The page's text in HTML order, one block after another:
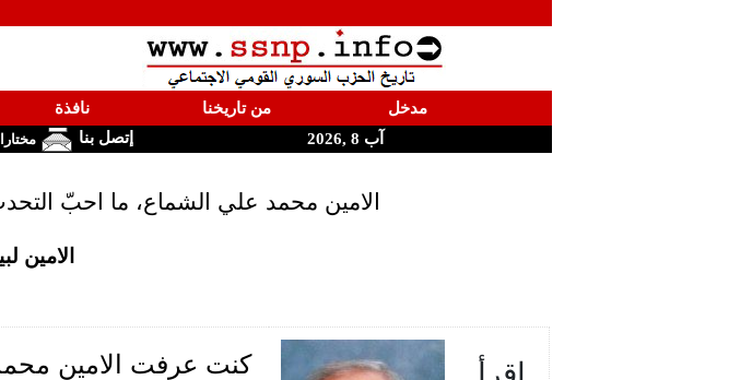
مدخل من تاريخنا نافذة
آب 8 ,2026
إتصل بنا
الامين محمد علي الشماع، ما احبّ
الامين
كنت عرفت الامين